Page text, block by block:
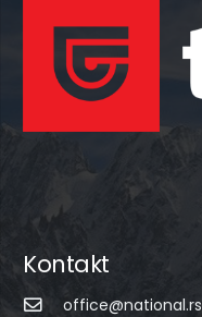
Kontakt
office@national.rs